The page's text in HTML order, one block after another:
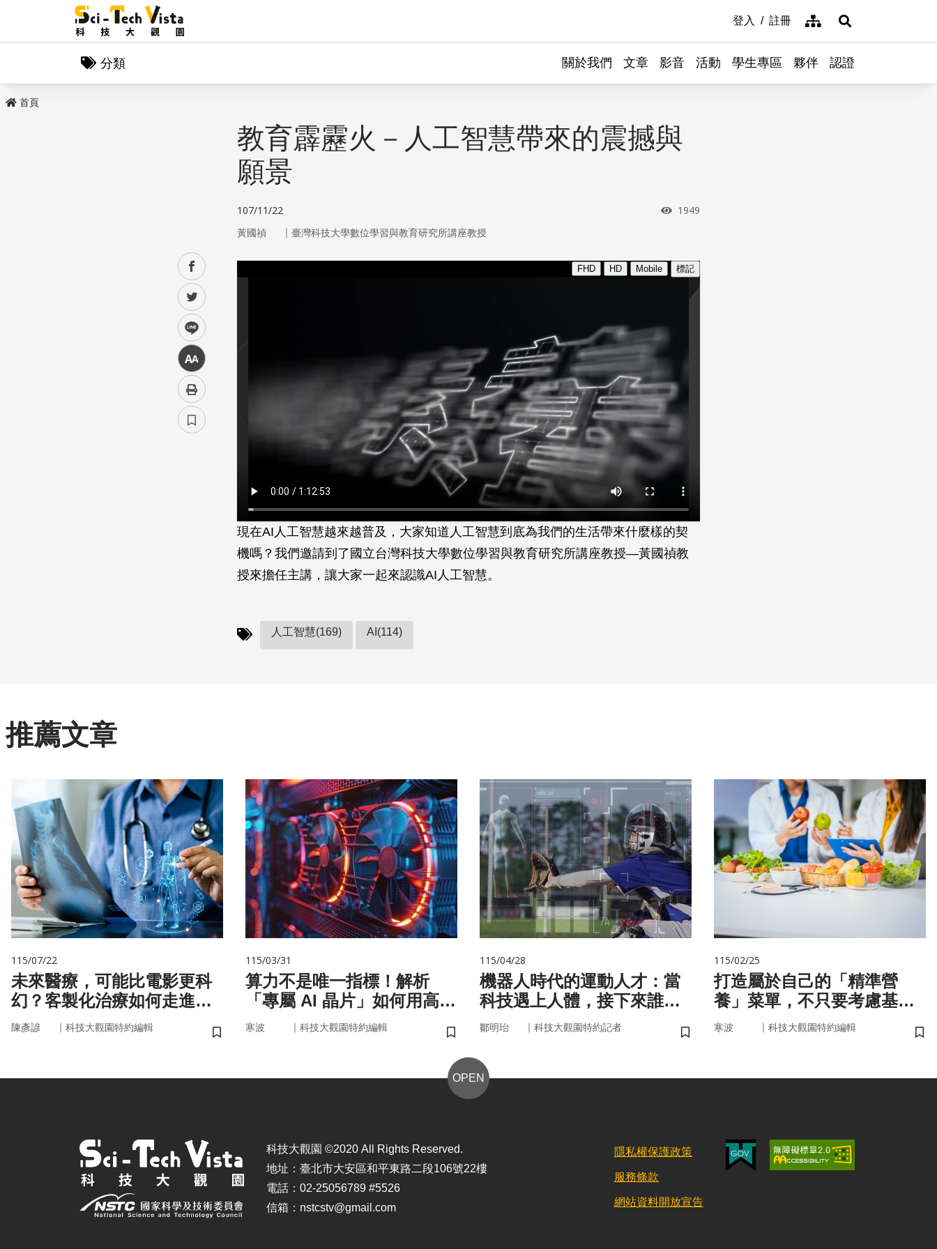
登入 註冊 網站導覽展開搜尋
分類 關於我們 文章 影音 活動 學生專區 夥伴 認證
首頁
facebook
twitter
line
中
教育霹靂火－人工智慧帶來的震撼與
願景
107/11/22 瀏覽次數
1949
黃國禎 ｜ 臺灣科技大學數位學習與教育研究所講座教授
現在AI人工智慧越來越普及，大家知道人工智慧到底為我們的生活帶來什麼樣的契
機嗎？我們邀請到了國立台灣科技大學數位學習與教育研究所講座教授—黃國禎教
授來擔任主講，讓大家一起來認識AI人工智慧。
人工智慧(169) AI(114)
推薦文章
115/07/22
未來醫療，可能比電影更科
幻？客製化治療如何走進真
實世界
陳彥諺 ｜ 科技大觀園特約編輯
儲存書籤
115/03/31
算力不是唯一指標！解析
「專屬 AI 晶片」如何用高效
率驅動未來
寒波 ｜ 科技大觀園特約編輯
儲存書籤
115/04/28
機器人時代的運動人才：當
科技遇上人體，接下來誰來
接手？
鄒明珆 ｜ 科技大觀園特約記者
儲存書籤
115/02/25
打造屬於自己的「精準營
養」菜單，不只要考慮基
因，關鍵更在腸道微生物
寒波 ｜ 科技大觀園特約編輯
儲
OPEN
科技大觀園 ©2020 All Rights Reserved.
地址：臺北市大安區和平東路二段106號22樓
電話：02-25056789 #5526
信箱：nstcstv@gmail.com
隱私權保護政策
服務條款
網站資料開放宣告